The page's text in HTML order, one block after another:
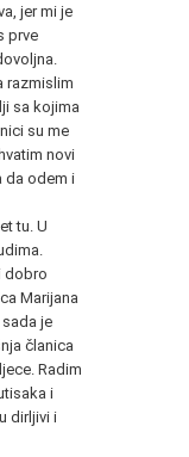
jer mi je
prve
razmislim
sa kojima
su me
novi
da odem i
tu. U
dobro
Marijana
je
članica
Radim
i
dirljivi i